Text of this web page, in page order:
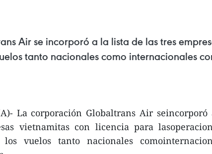
Air se incorporó a la lista de las tres
tanto nacionales como internacionales
La corporación Globaltrans Air
vietnamitas con licencia para
los vuelos tanto nacionales